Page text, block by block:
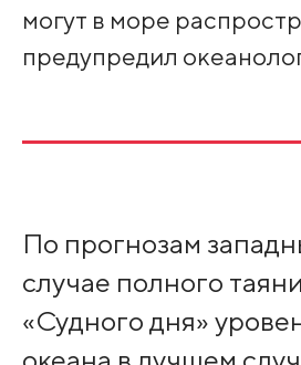
могут в море
предупредил
По прогнозам
случае полного
«Судного дня»